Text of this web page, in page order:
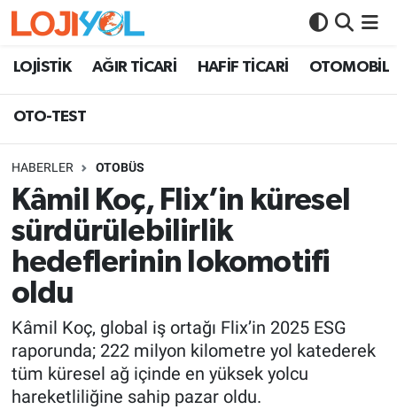
LOJİSTİK AĞIR TİCARİ HAFİF TİCARİ OTOMOBİL
OTO-TEST
HABERLER OTOBÜS
Kâmil Koç, Flix’in küresel
sürdürülebilirlik
hedeflerinin lokomotifi
oldu
Kâmil Koç, global iş ortağı Flix’in 2025 ESG
raporunda; 222 milyon kilometre yol katederek
tüm küresel ağ içinde en yüksek yolcu
hareketliliğine sahip pazar oldu.
OTO-TEST